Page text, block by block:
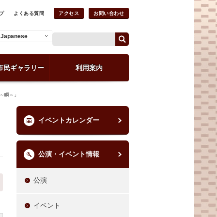
よくある質問 アクセス お問い合わせ
Japanese
民ギャラリー 利用案内
～」
イベントカレンダー
公演・イベント情報
公演
イベント